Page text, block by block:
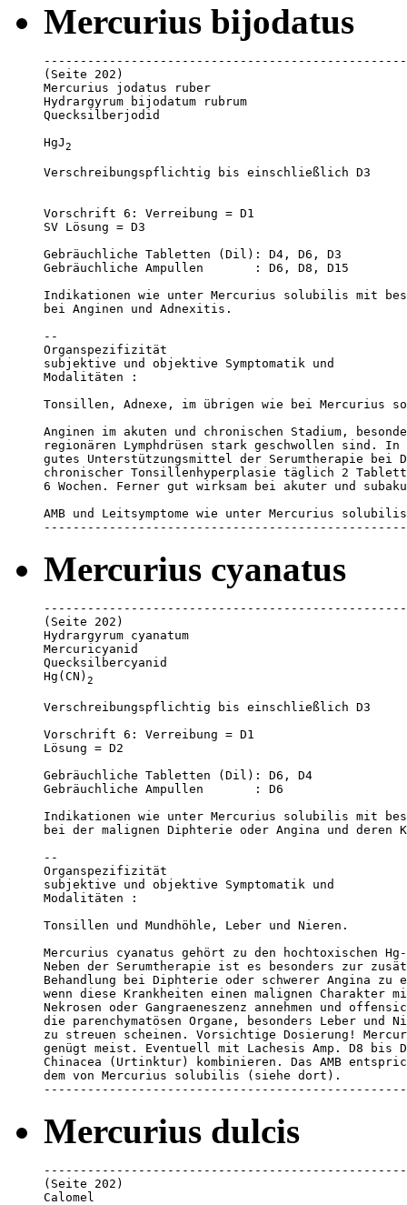
Mercurius bijodatus
(Seite 202)
Mercurius jodatus ruber
Hydrargyrum bijodatum rubrum
Quecksilberjodid
HgJ2
Verschreibungspflichtig bis einschließlich D3
Vorschrift 6: Verreibung = D1
SV Lösung = D3
Gebräuchliche Tabletten (Dil): D4, D6, D3
Gebräuchliche Ampullen       : D6, D8, D15
Indikationen wie unter Mercurius solubilis mit
bei Anginen und Adnexitis.
--
Organspezifizität
subjektive und objektive Symptomatik und
Modalitäten :
Tonsillen, Adnexe, im übrigen wie bei Mercurius
Anginen im akuten und chronischen Stadium,
regionären Lymphdrüsen stark geschwollen sind.
gutes Unterstützungsmittel der Serumtherapie
chronischer Tonsillenhyperplasie täglich 2
6 Wochen. Ferner gut wirksam bei akuter und
AMB und Leitsymptome wie unter Mercurius
Mercurius cyanatus
(Seite 202)
Hydrargyrum cyanatum
Mercuricyanid
Quecksilbercyanid
Hg(CN) 2
Verschreibungspflichtig bis einschließlich D3
Vorschrift 6: Verreibung = D1
Lösung = D2
Gebräuchliche Tabletten (Dil): D6, D4
Gebräuchliche Ampullen       : D6
Indikationen wie unter Mercurius solubilis mit
bei der malignen Diphterie oder Angina und deren
--
Organspezifizität
subjektive und objektive Symptomatik und
Modalitäten :
Tonsillen und Mundhöhle, Leber und Nieren.
Mercurius cyanatus gehört zu den hochtoxischen
Neben der Serumtherapie ist es besonders zur
Behandlung bei Diphterie oder schwerer Angina zu
wenn diese Krankheiten einen malignen Charakter
Nekrosen oder Gangraeneszenz annehmen und
die parenchymatösen Organe, besonders Leber
zu streuen scheinen. Vorsichtige Dosierung!
genügt meist. Eventuell mit Lachesis Amp. D8 bis
Chinacea (Urtinktur) kombinieren. Das AMB
dem von Mercurius solubilis (siehe dort).
Mercurius dulcis
(Seite 202)
Calomel